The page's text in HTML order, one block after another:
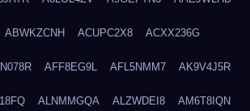
ABWKZCNH ACUPC2X8 ACXX236G
AFF8EG9L AFL5NMM7 AK9V4J5R
ALNMMGQA ALZWDEI8 AM6T8IQN